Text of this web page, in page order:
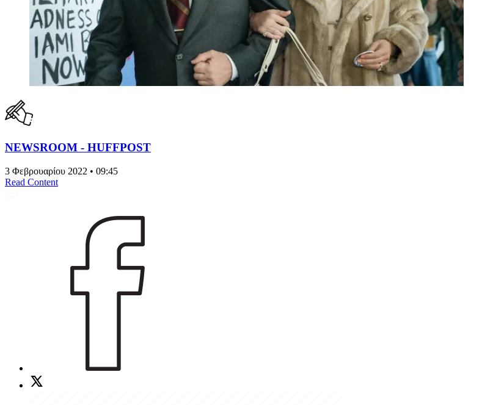
NEWSROOM - HUFFPOST
3 Φεβρουαρίου 2022 • 09:45
Read Content